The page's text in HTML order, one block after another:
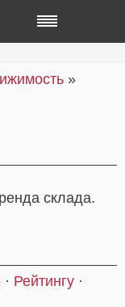
»
склада.
· Рейтингу ·